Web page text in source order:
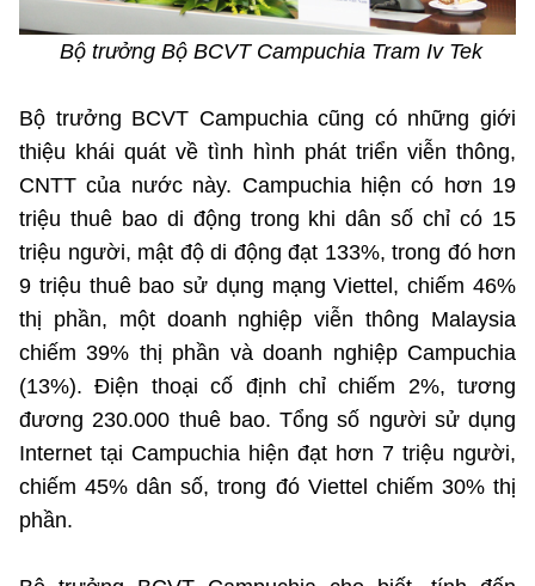
Bộ trưởng Bộ BCVT Campuchia Tram Iv Tek
Bộ trưởng BCVT Campuchia cũng có những giới
thiệu khái quát về tình hình phát triển viễn thông,
CNTT của nước này. Campuchia hiện có hơn 19
triệu thuê bao di động trong khi dân số chỉ có 15
triệu người, mật độ di động đạt 133%, trong đó hơn
9 triệu thuê bao sử dụng mạng Viettel, chiếm 46%
thị phần, một doanh nghiệp viễn thông Malaysia
chiếm 39% thị phần và doanh nghiệp Campuchia
(13%). Điện thoại cố định chỉ chiếm 2%, tương
đương 230.000 thuê bao. Tổng số người sử dụng
Internet tại Campuchia hiện đạt hơn 7 triệu người,
chiếm 45% dân số, trong đó Viettel chiếm 30% thị
phần.